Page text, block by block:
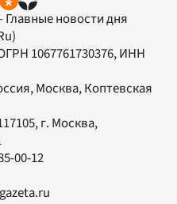
Главные новости дня
1067761730376, ИНН
Москва, Коптевская
, г. Москва,
00-12